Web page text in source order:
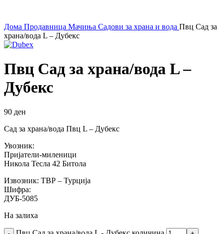
Дома Продавница Мачиња Садови за храна и вода Пвц Сад за
храна/вода L – Дубекс
Пвц Сад за храна/вода L –
Дубекс
90 ден
Сад за храна/вода Пвц L – Дубекс
Увозник:
Пријатели-миленици
Никола Тесла 42 Битола
Извозник: ТВР – Турција
Шифра:
ДУБ-5085
На залиха